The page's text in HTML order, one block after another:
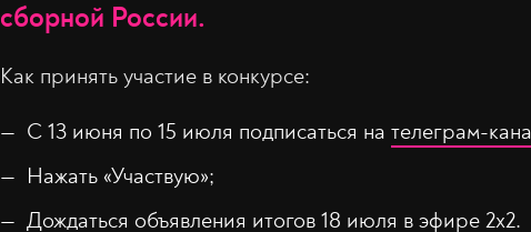
сборной России.
Как принять участие в конкурсе:
С 13 июня по 15 июля подписаться на телеграм-
Нажать «Участвую»;
Дождаться объявления итогов 18 июля в эфире 2х2.